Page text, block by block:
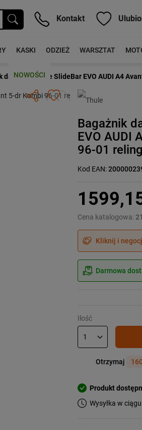
Kontakt
KASKI ODZIEŻ WARSZTAT
NOWOŚCI
dachowy Thule SlideBar EVO AUDI A4
Następny
Bagażnik
EVO AUDI
96-01
Kod EAN:
Cena katalogowa:
Kliknij i
Darmowa
Ilość
Otrzymaj
Produkt
Wysyłka w